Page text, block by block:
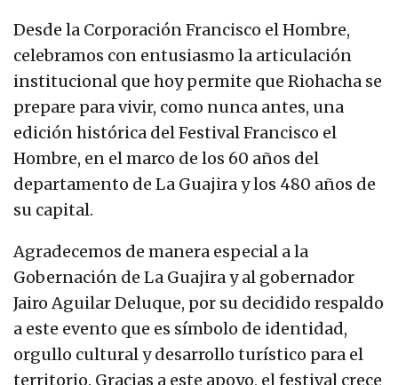
Desde la Corporación Francisco el Hombre,
celebramos con entusiasmo la articulación
institucional que hoy permite que Riohacha se
prepare para vivir, como nunca antes, una
edición histórica del Festival Francisco el
Hombre, en el marco de los 60 años del
departamento de La Guajira y los 480 años de
su capital.
Agradecemos de manera especial a la
Gobernación de La Guajira y al gobernador
Jairo Aguilar Deluque, por su decidido respaldo
a este evento que es símbolo de identidad,
orgullo cultural y desarrollo turístico para el
territorio. Gracias a este apoyo, el festival crece